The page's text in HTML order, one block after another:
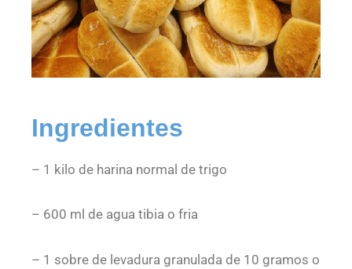
Ingredientes
– 1 kilo de harina normal de trigo
– 600 ml de agua tibia o fria
– 1 sobre de levadura granulada de 10 gramos o